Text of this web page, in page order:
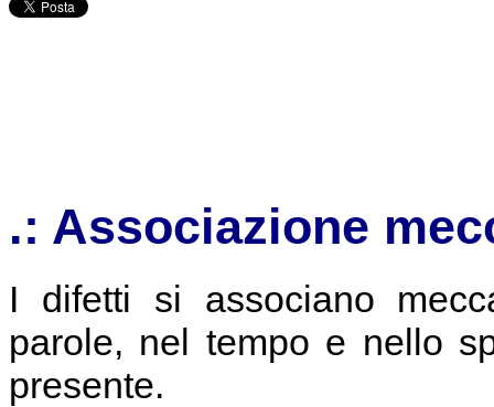
.: Associazione
I difetti si associano
parole, nel tempo e nello
presente.